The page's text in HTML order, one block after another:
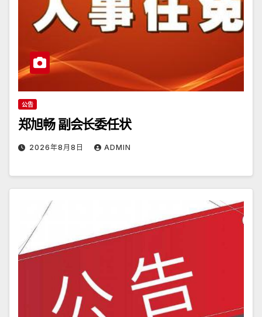
公告
郑旭畅 副会长委任状
2026年8月8日 ADMIN